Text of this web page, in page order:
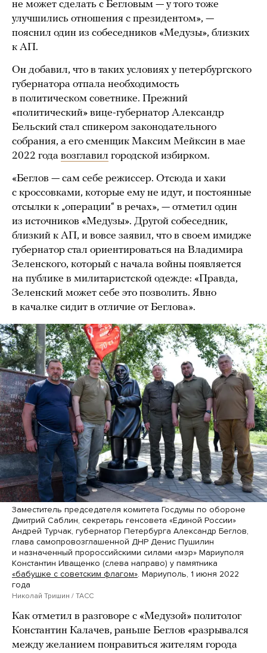
не может сделать с Бегловым — у того тоже
улучшились отношения с президентом», —
пояснил один из собеседников «Медузы», близких
к АП.
Он добавил, что в таких условиях у петербургского
губернатора отпала необходимость
в политическом советнике. Прежний
«политический» вице-губернатор Александр
Бельский стал спикером законодательного
собрания, а его сменщик Максим Мейксин в мае
2022 года возглавил городской избирком.
«Беглов — сам себе режиссер. Отсюда и хаки
с кроссовками, которые ему не идут, и постоянные
отсылки к „операции“ в речах», — отметил один
из источников «Медузы». Другой собеседник,
близкий к АП, и вовсе заявил, что в своем имидже
губернатор стал ориентироваться на Владимира
Зеленского, который с начала войны появляется
на публике в милитаристской одежде: «Правда,
Зеленский может себе это позволить. Явно
в качалке сидит в отличие от Беглова».
Заместитель председателя комитета Госдумы по обороне
Дмитрий Саблин, секретарь генсовета «Единой России»
Андрей Турчак, губернатор Петербурга Александр Беглов,
глава самопровозглашенной ДНР Денис Пушилин
и назначенный пророссийскими силами «мэр» Мариуполя
Константин Иващенко (слева направо) у памятника
«бабушке с советским флагом». Мариуполь, 1 июня 2022
года
Николай Тришин / ТАСС
Как отметил в разговоре с «Медузой» политолог
Константин Калачев, раньше Беглов «разрывался
между желанием понравиться жителям города